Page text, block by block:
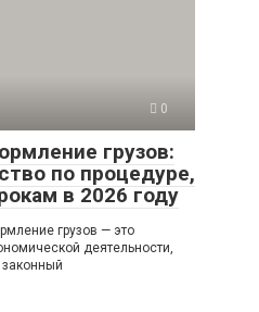
0
грузов:
по процедуре,
в 2026 году
грузов — это
деятельности,